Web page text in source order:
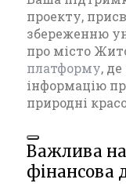
проекту,
збереженню
про місто
платформу,
інформацію
природні
Важлива
фінансова